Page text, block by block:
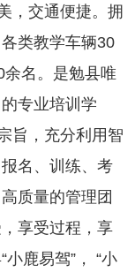
，交通便捷。拥
类教学车辆30
名。是勉县唯
专业培训学
旨，充分利用智
名、训练、考
质量的管理团
享受过程，享
鹿易驾”， “小